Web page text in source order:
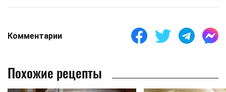
Комментарии
Похожие рецепты